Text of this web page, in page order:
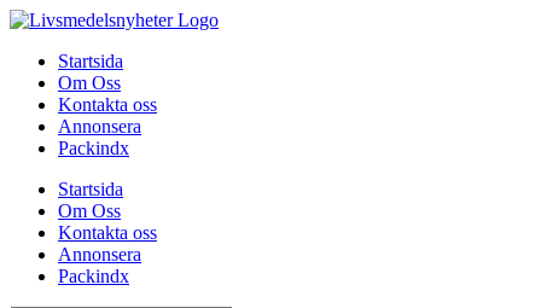
Hoppa
innehållStartsida
Om Oss
Kontakta oss
Annonsera
Packindx
Startsida
Om Oss
Kontakta oss
Annonsera
Packindx